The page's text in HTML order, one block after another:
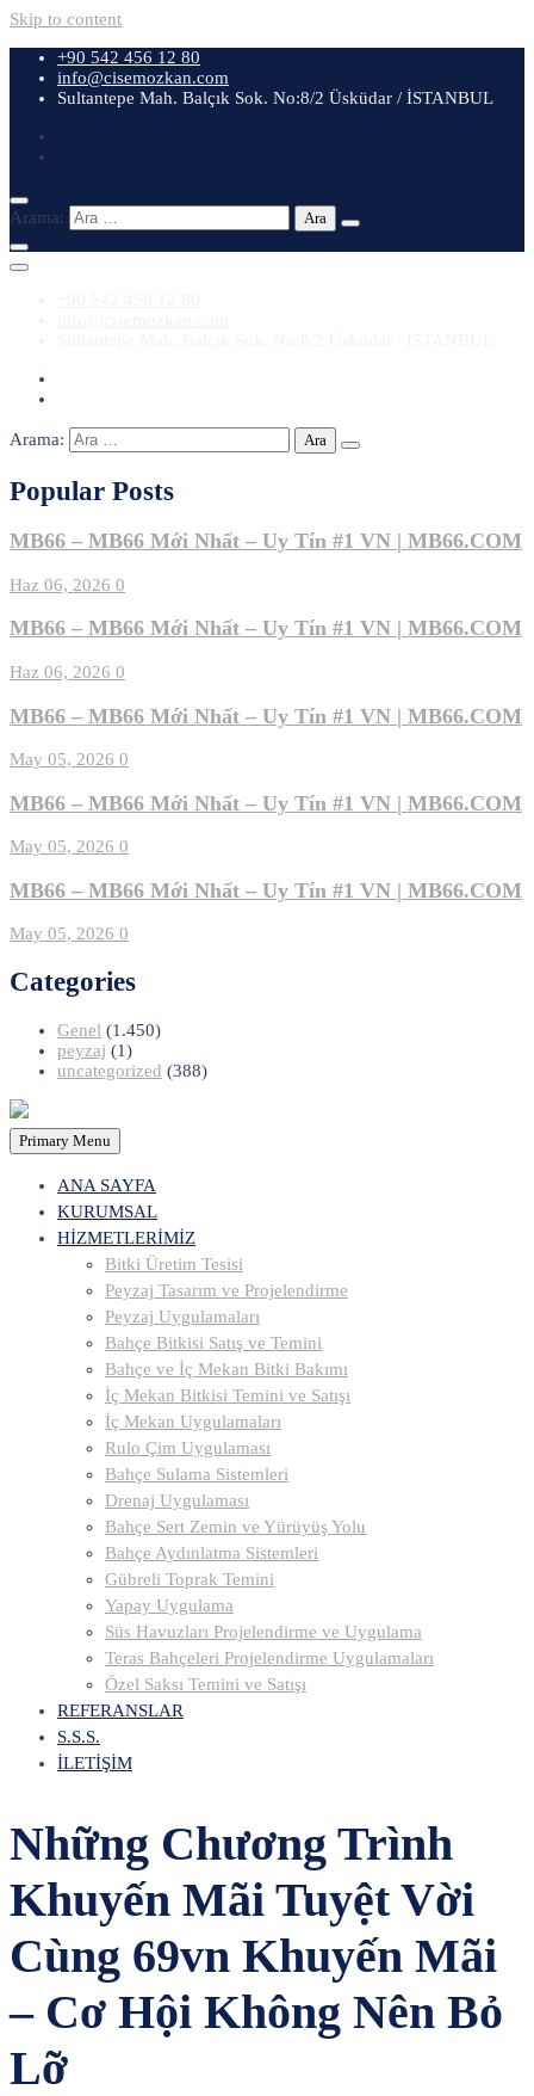
Skip to content
+90 542 456 12 80
info@cisemozkan.com
Sultantepe Mah. Balçık Sok. No:8/2 Üsküdar / İSTANBUL
Arama:
Arama:
Popular Posts
MB66 – MB66 Mới Nhất – Uy Tín #1 VN | MB66.COM
Haz 06, 2026 0
MB66 – MB66 Mới Nhất – Uy Tín #1 VN | MB66.COM
Haz 06, 2026 0
MB66 – MB66 Mới Nhất – Uy Tín #1 VN | MB66.COM
May 05, 2026 0
MB66 – MB66 Mới Nhất – Uy Tín #1 VN | MB66.COM
May 05, 2026 0
MB66 – MB66 Mới Nhất – Uy Tín #1 VN | MB66.COM
May 05, 2026 0
Categories
Genel (1.450)
peyzaj (1)
uncategorized (388)
Primary Menu
ANA SAYFA
KURUMSAL
HİZMETLERİMİZ
Bitki Üretim Tesisi
Peyzaj Tasarım ve Projelendirme
Peyzaj Uygulamaları
Bahçe Bitkisi Satış ve Temini
Bahçe ve İç Mekan Bitki Bakımı
İç Mekan Bitkisi Temini ve Satışı
İç Mekan Uygulamaları
Rulo Çim Uygulaması
Bahçe Sulama Sistemleri
Drenaj Uygulaması
Bahçe Sert Zemin ve Yürüyüş Yolu
Bahçe Aydınlatma Sistemleri
Gübreli Toprak Temini
Yapay Uygulama
Süs Havuzları Projelendirme ve Uygulama
Teras Bahçeleri Projelendirme Uygulamaları
Özel Saksı Temini ve Satışı
REFERANSLAR
S.S.S.
İLETİŞİM
Những Chương Trình
Khuyến Mãi Tuyệt Vời
Cùng 69vn Khuyến Mãi
– Cơ Hội Không Nên Bỏ
Lỡ